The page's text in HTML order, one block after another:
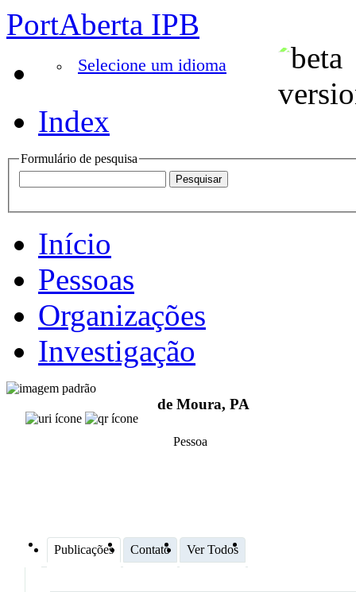
PortAberta IPB
Selecione um idioma
Index
Formulário de pesquisa
Início
Pessoas
Organizações
Investigação
de Moura, PA
Pessoa
Publicações Contato Ver Todos